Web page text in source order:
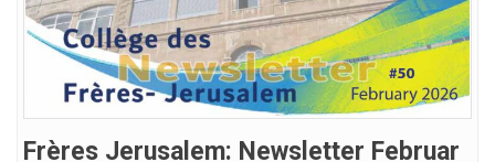
Frères Jerusalem: Newsletter Februar